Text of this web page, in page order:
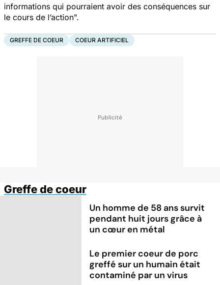
informations qui pourraient avoir des conséquences sur
le cours de l’action".
GREFFE DE COEUR COEUR ARTIFICIEL
Greffe de coeur
Un homme de 58 ans survit
pendant huit jours grâce à
un cœur en métal
Le premier coeur de porc
greffé sur un humain était
contaminé par un virus